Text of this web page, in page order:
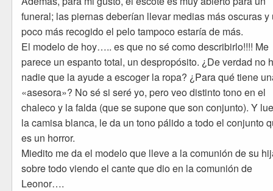
funeral; las piernas deberían llevar medias más oscuras y
poco más recogido el pelo tampoco estaría de más.
El modelo de hoy….. es que no sé como describirlo!!!! Me
parece un espanto total, un despropósito. ¿De verdad no
nadie que la ayude a escoger la ropa? ¿Para qué tiene
«asesora»? No sé si seré yo, pero veo distinto tono en el
chaleco y la falda (que se supone que son conjunto). Y
la camisa blanca, le da un tono pálido a todo el conjunto
es un horror.
Miedito me da el modelo que lleve a la comunión de su
sobre todo viendo el cante que dio en la comunión de
Leonor….